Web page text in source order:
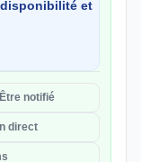
disponibilité et
notifié
direct